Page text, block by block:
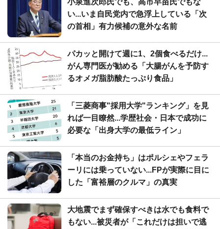
い...いま自民党内で急浮上している「次
の首相」有力候補の意外な名前
パカッと開けて週に1、2個食べるだけ...
がん専門医が勧める「大腸がんを予防す
るオメガ脂肪酸たっぷり食品」
「三菱商事"採用大学"ランキング」を見
れば一目瞭然...学歴社会・日本で成功に
必要な「出身大学の最低ライン」
「本当のお金持ち」はポルシェやフェラ
ーリには乗っていない...FPが実際に目に
した「富裕層のクルマ」の真実
大地震でまず確保すべきは水でも食料で
もない...被災者が「これだけは担いで逃